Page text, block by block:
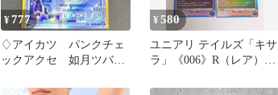
¥777
♢アイカツ パンクチェ
ックアクセ 如月ツバサ
¥580
ユニアリ テイルズ「キサ
ラ」《006》R（レア）４